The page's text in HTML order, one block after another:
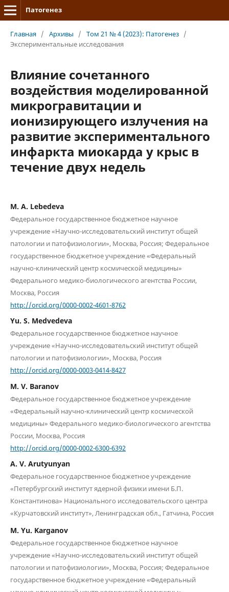
Патогенез
Главная / Архивы / Том 21 № 4 (2023): Патогенез /
Экспериментальные исследования
Влияние сочетанного
воздействия моделированной
микрогравитации и
ионизирующего излучения на
развитие экспериментального
инфаркта миокарда у крыс в
течение двух недель
M. A. Lebedeva
Федеральное государственное бюджетное научное
учреждение «Научно-исследовательский институт общей
патологии и патофизиологии», Москва, Россия; Федеральное
государственное бюджетное учреждение «Федеральный
научно-клинический центр космической медицины»
Федерального медико-биологического агентства России,
Москва, Россия
http://orcid.org/0000-0002-4601-8762
Yu. S. Medvedeva
Федеральное государственное бюджетное научное
учреждение «Научно-исследовательский институт общей
патологии и патофизиологии», Москва, Россия
http://orcid.org/0000-0003-0414-8427
M. V. Baranov
Федеральное государственное бюджетное учреждение
«Федеральный научно-клинический центр космической
медицины» Федерального медико-биологического агентства
России, Москва, Россия
http://orcid.org/0000-0002-6300-6392
A. V. Arutyunyan
Федеральное государственное бюджетное учреждение
«Петербургский институт ядерной физики имени Б.П.
Константинова» Национального исследовательского центра
«Курчатовский институт», Ленинградская обл., Гатчина, Россия
M. Yu. Karganov
Федеральное государственное бюджетное научное
учреждение «Научно-исследовательский институт общей
патологии и патофизиологии», Москва, Россия; Федеральное
государственное бюджетное учреждение «Федеральный